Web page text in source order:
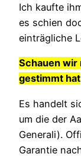
Ich kaufte
es schien
einträgliche
Schauen wir
gestimmt hat
Es handelt
um die der
Generali).
Garantie